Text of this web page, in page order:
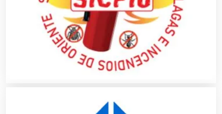
Artículos para el Hogar
Artículos para Regalos